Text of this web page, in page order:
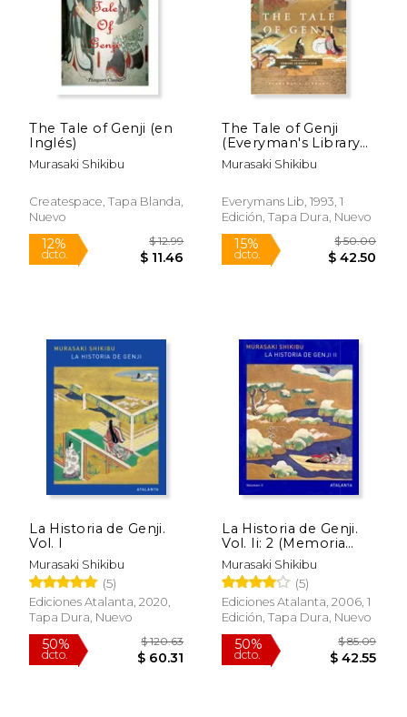
dcto. $ 12.74
Rápido
dcto.
The Tale of Genji (en
Inglés)
Murasaki Shikibu
Createspace, Tapa Blanda,
Nuevo
12%
dcto. $ 11.46
The Tale of Genji
(Everyman's Library
Classics &
Contemporary
Murasaki Shikibu
Everymans Lib, 1993, 1
Edición, Tapa Dura, Nuevo
15%
dcto. $
La Historia de Genji.
Vol. I
Murasaki Shikibu
(5)
Ediciones Atalanta, 2020,
Tapa Dura, Nuevo
La Historia de Genji.
Vol. Ii: 2 (Memoria
Mundi)
Murasaki Shikibu
(5)
Ediciones Atalanta, 2006, 1
Edición, Tapa Dura, Nuevo